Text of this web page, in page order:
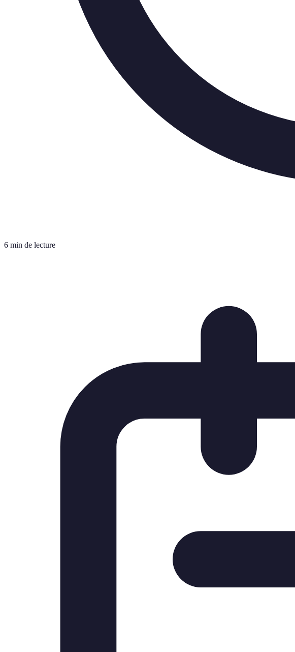
6 min de lecture